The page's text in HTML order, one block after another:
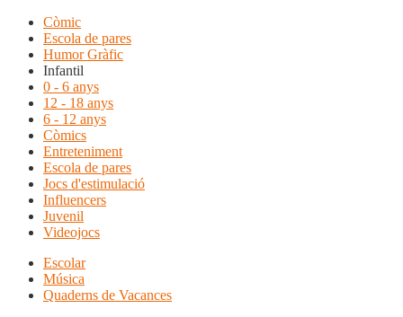
Còmic
Escola de pares
Humor Gràfic
Infantil
0 - 6 anys
12 - 18 anys
6 - 12 anys
Còmics
Entreteniment
Escola de pares
Jocs d'estimulació
Influencers
Juvenil
Videojocs
Escolar
Música
Quaderns de Vacances